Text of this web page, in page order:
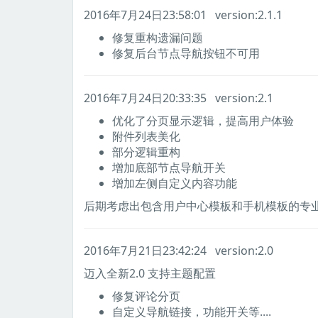
2016年7月24日23:58:01 version:2.1.1
修复重构遗漏问题
修复后台节点导航按钮不可用
2016年7月24日20:33:35 version:2.1
优化了分页显示逻辑，提高用户体验
附件列表美化
部分逻辑重构
增加底部节点导航开关
增加左侧自定义内容功能
后期考虑出包含用户中心模板和手机模板的专
2016年7月21日23:42:24 version:2.0
迈入全新2.0 支持主题配置
修复评论分页
自定义导航链接，功能开关等....